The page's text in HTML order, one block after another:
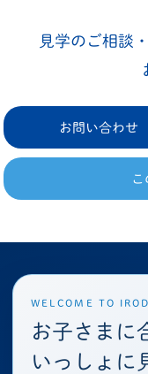
見学のご相談
お問い合わせ
こ
WELCOME TO
お子さまに
いっしょに